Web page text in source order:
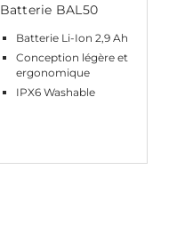
Batterie BAL50
Batterie Li-Ion 2,9 Ah
Conception légère et
ergonomique
IPX6 Washable